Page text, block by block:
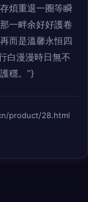
煩重退一圈等瞬
一畔余好好護卷
而是溫馨永恒四
白漫漫時日無不
穩。”}
product/28.html